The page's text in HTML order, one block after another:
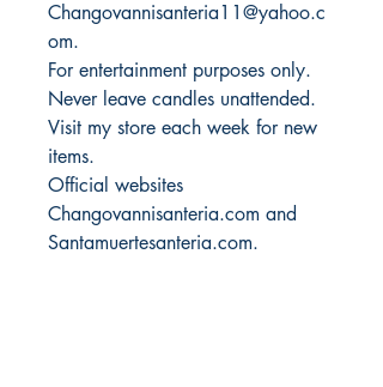
Changovannisanteria11@yahoo.c
om.
For entertainment purposes only.
Never leave candles unattended.
Visit my store each week for new
items.
Official websites
Changovannisanteria.com and
Santamuertesanteria.com.